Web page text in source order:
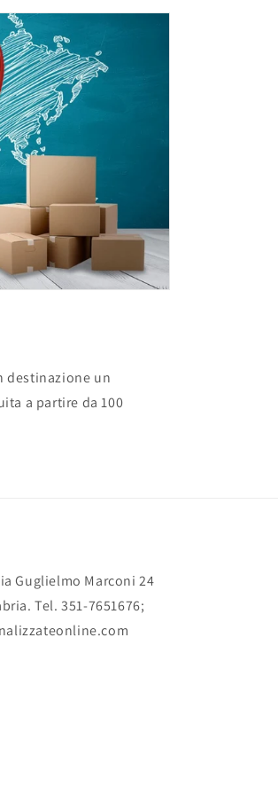
destinazione un
a partire da 100
Guglielmo Marconi 24
Tel. 351-7651676;